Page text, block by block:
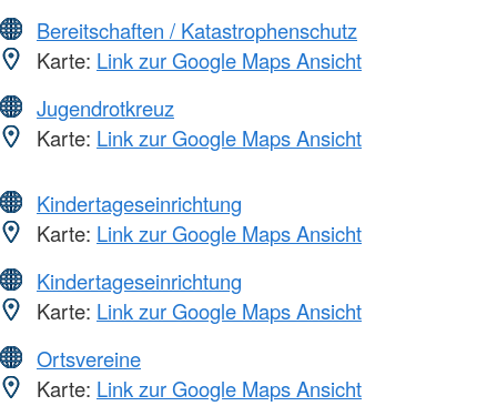
Bereitschaften / Katastrophenschutz
Karte: Link zur Google Maps Ansicht
Jugendrotkreuz
Karte: Link zur Google Maps Ansicht
Kindertageseinrichtung
Karte: Link zur Google Maps Ansicht
Kindertageseinrichtung
Karte: Link zur Google Maps Ansicht
Ortsvereine
Karte: Link zur Google Maps Ansicht